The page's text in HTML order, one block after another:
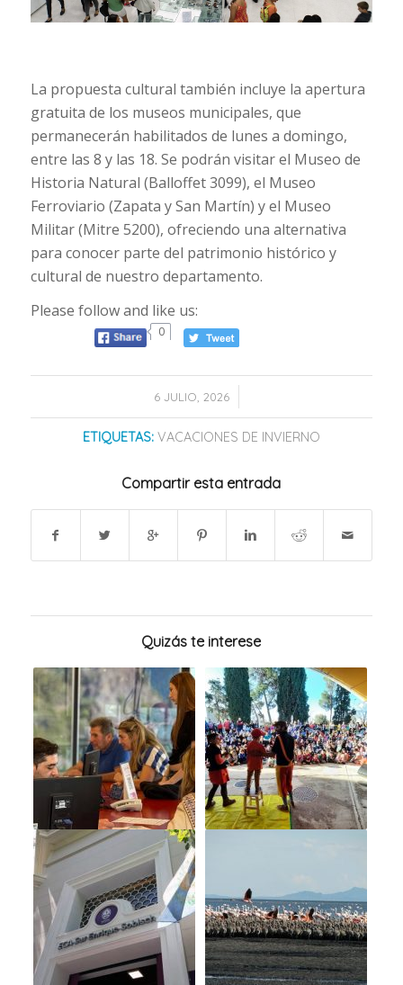
La propuesta cultural también incluye la apertura
gratuita de los museos municipales, que
permanecerán habilitados de lunes a domingo,
entre las 8 y las 18. Se podrán visitar el Museo de
Historia Natural (Balloffet 3099), el Museo
Ferroviario (Zapata y San Martín) y el Museo
Militar (Mitre 5200), ofreciendo una alternativa
para conocer parte del patrimonio histórico y
cultural de nuestro departamento.
Please follow and like us:
0
6 JULIO, 2026
/
ETIQUETAS: VACACIONES DE INVIERNO
Compartir esta entrada
Quizás te interese